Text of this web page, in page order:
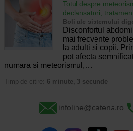
Totul despre
declansatori,
Boli ale sistemului
Disconfortul
mai frecvente
la adulti si copii.
pot afecta
numara si meteorismul,…
Timp de citire: 6 minute, 3 secunde
infoline@catena.ro